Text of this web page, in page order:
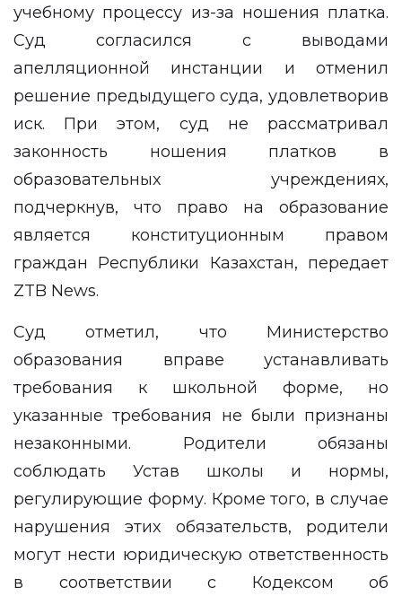
учебному процессу из-за ношения платка.
Суд согласился с выводами
апелляционной инстанции и отменил
решение предыдущего суда, удовлетворив
иск. При этом, суд не рассматривал
законность ношения платков в
образовательных учреждениях,
подчеркнув, что право на образование
является конституционным правом
граждан Республики Казахстан, передает
ZTB News.
Суд отметил, что Министерство
образования вправе устанавливать
требования к школьной форме, но
указанные требования не были признаны
незаконными. Родители обязаны
соблюдать Устав школы и нормы,
регулирующие форму. Кроме того, в случае
нарушения этих обязательств, родители
могут нести юридическую ответственность
в соответствии с Кодексом об